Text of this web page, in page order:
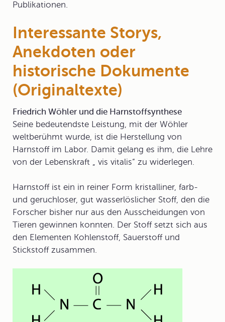
Publikationen.
Interessante Storys,
Anekdoten oder
historische Dokumente
(Originaltexte)
Friedrich Wöhler und die Harnstoffsynthese
Seine bedeutendste Leistung, mit der Wöhler
weltberühmt wurde, ist die Herstellung von
Harnstoff im Labor. Damit gelang es ihm, die Lehre
von der Lebenskraft „ vis vitalis“ zu widerlegen.
Harnstoff ist ein in reiner Form kristalliner, farb-
und geruchloser, gut wasserlöslicher Stoff, den die
Forscher bisher nur aus den Ausscheidungen von
Tieren gewinnen konnten. Der Stoff setzt sich aus
den Elementen Kohlenstoff, Sauerstoff und
Stickstoff zusammen.